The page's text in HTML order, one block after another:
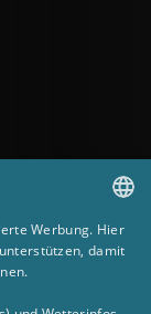
GERMAN
Werbung. Hier
unterstützen, damit